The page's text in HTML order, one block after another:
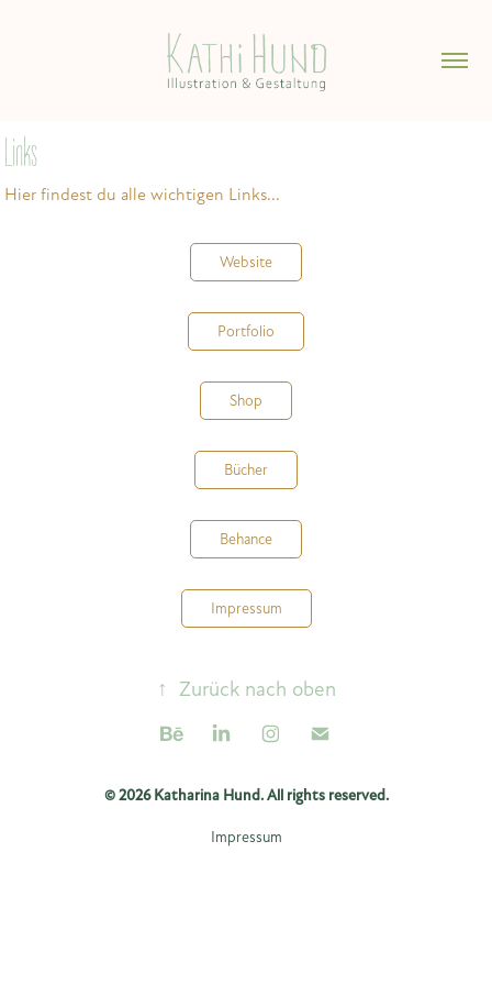
Links
Hier findest du alle wichtigen Links...
Website
Portfolio
Shop
Bücher
Behance
Impressum
↑ Zurück nach oben
© 2026 Katharina Hund. All rights reserved.
Impressum